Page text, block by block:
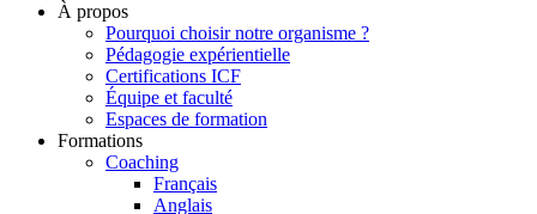
À propos
Pourquoi choisir notre organisme ?
Pédagogie expérientielle
Certifications ICF
Équipe et faculté
Espaces de formation
Formations
Coaching
Français
Anglais